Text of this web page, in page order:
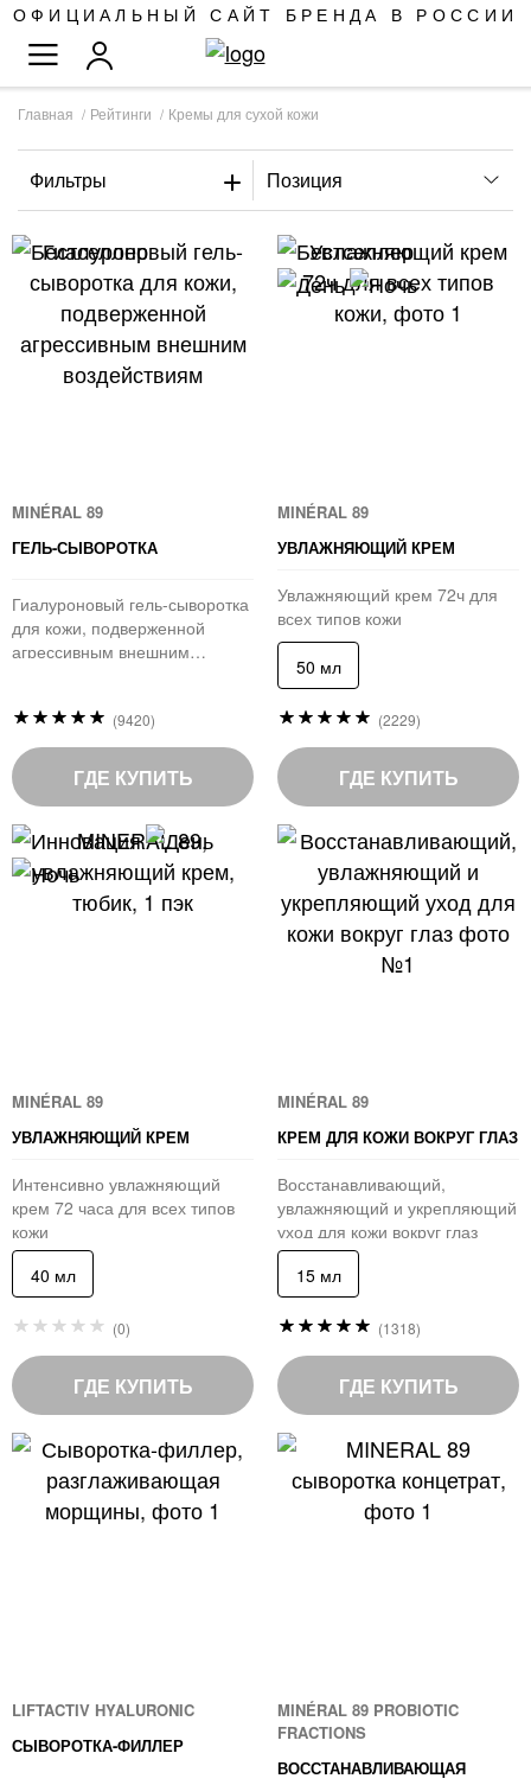
SKIP
TO
CONTENT
ОФИЦИАЛЬНЫЙ САЙТ БРЕНДА В РОССИИ
Главная Рейтинги Кремы для сухой кожи
Фильтры
MINÉRAL 89
ГЕЛЬ-СЫВОРОТКА
Гиалуроновый гель-сыворотка
для кожи, подверженной
агрессивным внешним
Рейтинг:
of
100
(9420)
ГДЕ КУПИТЬ
MINÉRAL 89
УВЛАЖНЯЮЩИЙ КРЕМ
Увлажняющий крем 72ч для
всех типов кожи
50 мл
Рейтинг:
of
100
(2229)
ГДЕ КУПИТЬ
MINÉRAL 89
УВЛАЖНЯЮЩИЙ КРЕМ
Интенсивно увлажняющий
крем 72 часа для всех типов
кожи
40 мл
Рейтинг:
of
100
(0)
ГДЕ КУПИТЬ
MINÉRAL 89
КРЕМ ДЛЯ КОЖИ ВОКРУГ ГЛАЗ
Восстанавливающий,
увлажняющий и укрепляющий
уход для кожи вокруг глаз
15 мл
Рейтинг:
of
100
(1318)
ГДЕ КУПИТЬ
LIFTACTIV HYALURONIC
СЫВОРОТКА-ФИЛЛЕР
MINÉRAL 89 PROBIOTIC
FRACTIONS
ВОССТАНАВЛИВАЮЩАЯ